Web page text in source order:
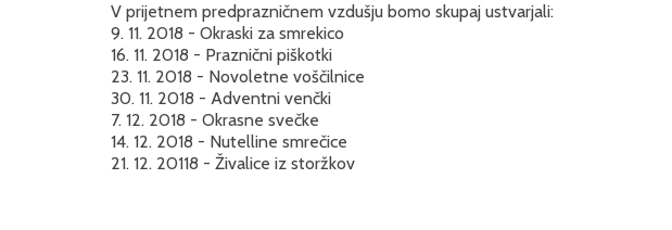
V prijetnem predprazničnem vzdušju bomo skupaj ustvarjali:
9. 11. 2018 - Okraski za smrekico
16. 11. 2018 - Praznični piškotki
23. 11. 2018 - Novoletne voščilnice
30. 11. 2018 - Adventni venčki
7. 12. 2018 - Okrasne svečke
14. 12. 2018 - Nutelline smrečice
21. 12. 20118 - Živalice iz storžkov